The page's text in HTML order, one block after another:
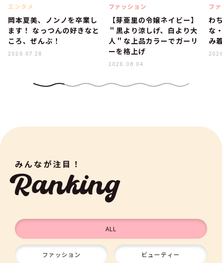
エンタメ
岡本夏美、ノンノを卒業し
ます！ なっつんの好きなと
ころ、ぜんぶ！
2026.07.28
ファッション
【芽亜里の令嬢ネイビー】
＂黒より涼しげ、白より大
人＂な上品カラーでガーリ
ーを格上げ
2026.08.04
フ
わ
な
み
みんなが注目！
Ranking
ALL
ファッション ビューティー